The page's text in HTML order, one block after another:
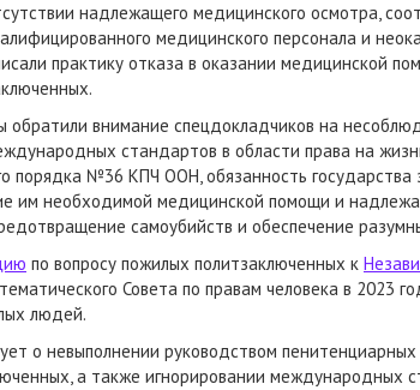
надлежащего медицинского осмотра,
медицинского персонала и
практику отказа в оказании медицинской
обратили внимание спецдокладчиков на
стандартов в области права на
порядка №36 КПЧ ООН, обязанность
им необходимой медицинской помощи и
самоубийств и обеспечение
по вопросу пожилых политзаключенных к
Совета по правам человека в 2023
людей.
о невыполнении руководством
а также игнорировании международных